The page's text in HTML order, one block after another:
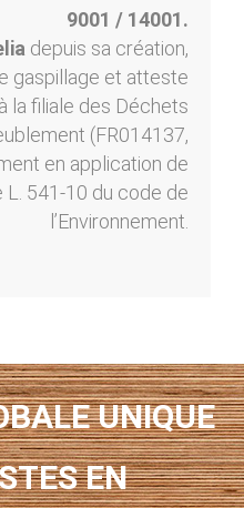
9001 / 14001.
depuis sa création,
gaspillage et atteste
la filiale des Déchets
(FR014137,
en application de
L. 541-10 du code de
l’Environnement.
UNIQUE
EN